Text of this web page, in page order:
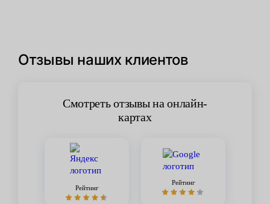
Отзывы наших клиентов
Смотреть отзывы на онлайн-
картах
Рейтинг
Рейтинг